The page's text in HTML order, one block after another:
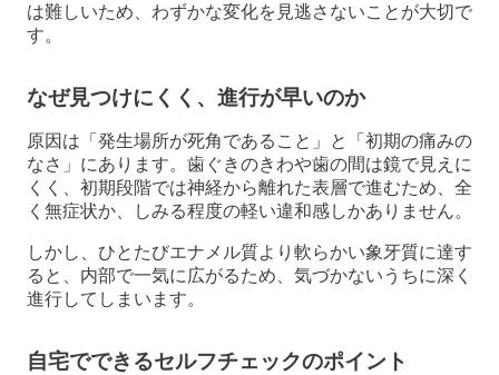
は難しいため、わずかな変化を見逃さないことが大切で
す。
なぜ見つけにくく、進行が早いのか
原因は「発生場所が死角であること」と「初期の痛みの
なさ」にあります。歯ぐきのきわや歯の間は鏡で見えに
くく、初期段階では神経から離れた表層で進むため、全
く無症状か、しみる程度の軽い違和感しかありません。
しかし、ひとたびエナメル質より軟らかい象牙質に達す
ると、内部で一気に広がるため、気づかないうちに深く
進行してしまいます。
自宅でできるセルフチェックのポイント